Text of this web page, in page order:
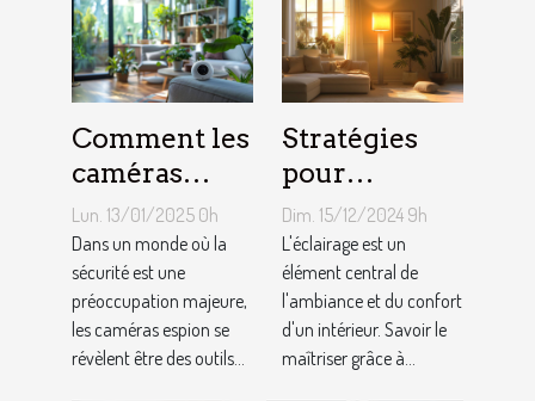
Comment les
caméras
espion
peuvent
améliorer la
sécurité de
votre
Lun. 13/01/2025 0h
Dans un monde où la
sécurité est une
préoccupation majeure,
les caméras espion se
révèlent être des outils...
Stratégies
pour
optimiser
l'éclairage de
votre maison
avec des
lampadaires
Dim. 15/12/2024 9h
L'éclairage est un
élément central de
l'ambiance et du confort
d'un intérieur. Savoir le
maîtriser grâce à...